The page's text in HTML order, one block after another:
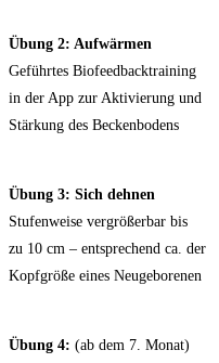
Übung 2: Aufwärmen
Geführtes Biofeedbacktraining
in der App zur Aktivierung und
Stärkung des Beckenbodens
Übung 3: Sich dehnen
Stufenweise vergrößerbar bis
zu 10 cm – entsprechend ca. der
Kopfgröße eines Neugeborenen
Übung 4: (ab dem 7. Monat)